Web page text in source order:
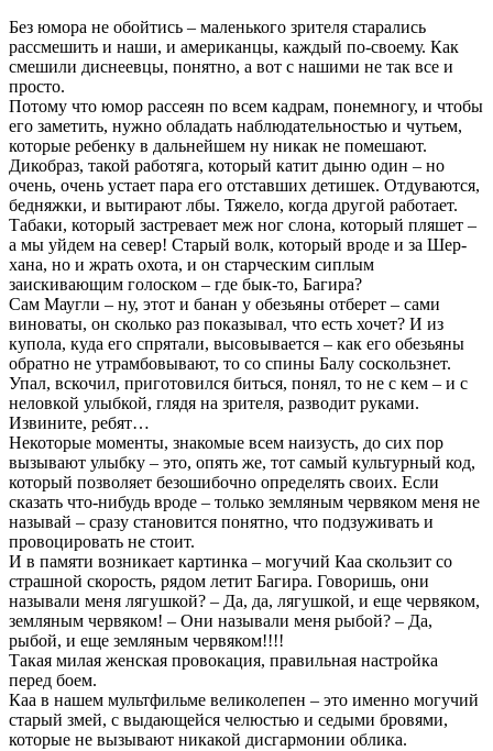
Без юмора не обойтись – маленького зрителя старались
рассмешить и наши, и американцы, каждый по-своему. Как
смешили диснеевцы, понятно, а вот с нашими не так все и
просто.
Потому что юмор рассеян по всем кадрам, понемногу, и чтобы
его заметить, нужно обладать наблюдательностью и чутьем,
которые ребенку в дальнейшем ну никак не помешают.
Дикобраз, такой работяга, который катит дыню один – но
очень, очень устает пара его отставших детишек. Отдуваются,
бедняжки, и вытирают лбы. Тяжело, когда другой работает.
Табаки, который застревает меж ног слона, который пляшет –
а мы уйдем на север! Старый волк, который вроде и за Шер-
хана, но и жрать охота, и он старческим сиплым
заискивающим голоском – где бык-то, Багира?
Сам Маугли – ну, этот и банан у обезьяны отберет – сами
виноваты, он сколько раз показывал, что есть хочет? И из
купола, куда его спрятали, высовывается – как его обезьяны
обратно не утрамбовывают, то со спины Балу соскользнет.
Упал, вскочил, приготовился биться, понял, то не с кем – и с
неловкой улыбкой, глядя на зрителя, разводит руками.
Извините, ребят…
Некоторые моменты, знакомые всем наизусть, до сих пор
вызывают улыбку – это, опять же, тот самый культурный код,
который позволяет безошибочно определять своих. Если
сказать что-нибудь вроде – только земляным червяком меня не
называй – сразу становится понятно, что подзуживать и
провоцировать не стоит.
И в памяти возникает картинка – могучий Каа скользит со
страшной скорость, рядом летит Багира. Говоришь, они
называли меня лягушкой? – Да, да, лягушкой, и еще червяком,
земляным червяком! – Они называли меня рыбой? – Да,
рыбой, и еще земляным червяком!!!!
Такая милая женская провокация, правильная настройка
перед боем.
Каа в нашем мультфильме великолепен – это именно могучий
старый змей, с выдающейся челюстью и седыми бровями,
которые не вызывают никакой дисгармонии облика.